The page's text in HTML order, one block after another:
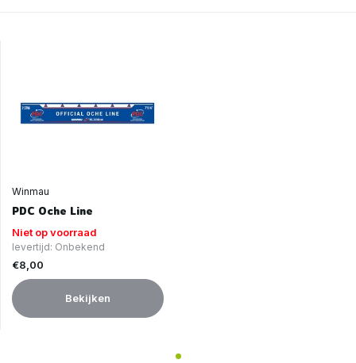
Winmau
PDC Oche Line
Niet op voorraad
levertijd: Onbekend
€8,00
Bekijken